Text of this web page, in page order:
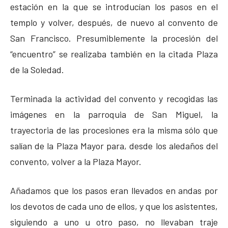
estación en la que se introducían los pasos en el
templo y volver, después, de nuevo al convento de
San Francisco. Presumiblemente la procesión del
“encuentro” se realizaba también en la citada Plaza
de la Soledad.
Terminada la actividad del convento y recogidas las
imágenes en la parroquia de San Miguel, la
trayectoria de las procesiones era la misma sólo que
salían de la Plaza Mayor para, desde los aledaños del
convento, volver a la Plaza Mayor.
Añadamos que los pasos eran llevados en andas por
los devotos de cada uno de ellos, y que los asistentes,
siguiendo a uno u otro paso, no llevaban traje